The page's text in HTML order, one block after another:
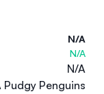
N/A
N/A
N/A
Pudgy Penguins